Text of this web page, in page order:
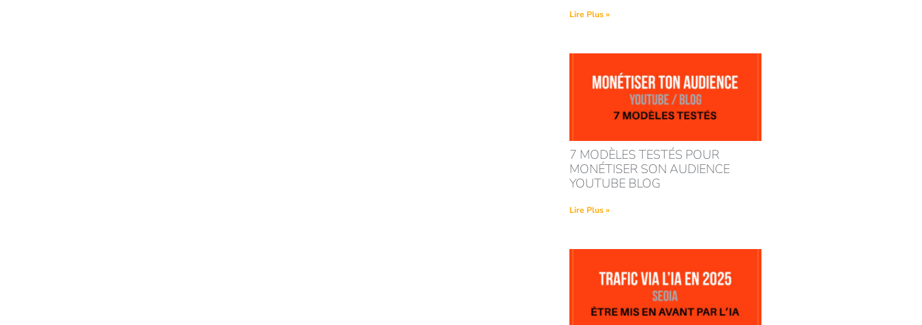
Lire Plus »
7 MODÈLES TESTÉS POUR
MONÉTISER SON AUDIENCE
YOUTUBE BLOG
Lire Plus »